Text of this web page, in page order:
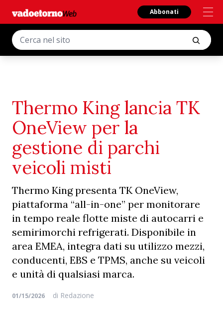
Abbonati
Thermo King lancia TK
OneView per la
gestione di parchi
veicoli misti
Thermo King presenta TK OneView,
piattaforma “all-in-one” per monitorare
in tempo reale flotte miste di autocarri e
semirimorchi refrigerati. Disponibile in
area EMEA, integra dati su utilizzo mezzi,
conducenti, EBS e TPMS, anche su veicoli
e unità di qualsiasi marca.
01/15/2026 di Redazione